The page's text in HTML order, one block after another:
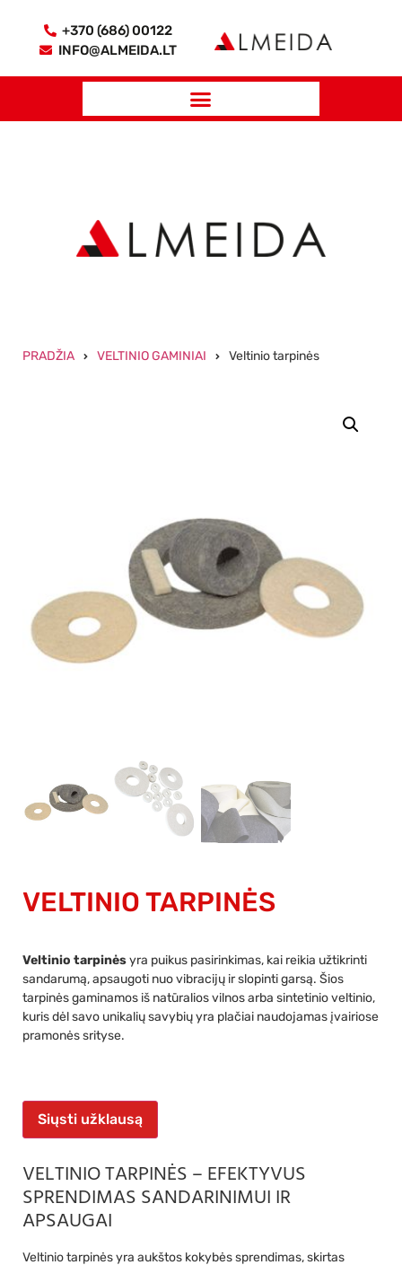
+370 (686) 00122
INFO@ALMEIDA.LT
PRADŽIA VELTINIO GAMINIAI Veltinio tarpinės
VELTINIO TARPINĖS
Veltinio tarpinėsyra puikus pasirinkimas, kai reikia užtikrinti
sandarumą, apsaugoti nuo vibracijų ir slopinti garsą. Šios
tarpinės gaminamos iš natūralios vilnos arba sintetinio veltinio,
kuris dėl savo unikalių savybių yra plačiai naudojamas įvairiose
pramonės srityse.
Siųsti užklausą
VELTINIO TARPINĖS – EFEKTYVUS
SPRENDIMAS SANDARINIMUI IR
APSAUGAI
Veltinio tarpinės yra aukštos kokybės sprendimas, skirtas